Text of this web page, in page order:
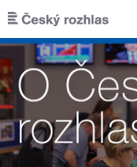
Přejít k hlavnímu obsahu